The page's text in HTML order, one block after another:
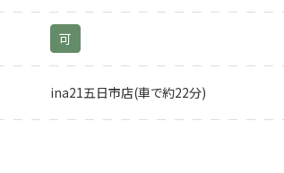
可
ina21五日市店(車で約22分)